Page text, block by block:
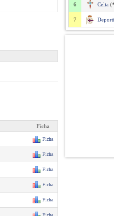
Ficha
Ficha
Ficha
Ficha
Ficha
Ficha
Ficha
6 Celta
7